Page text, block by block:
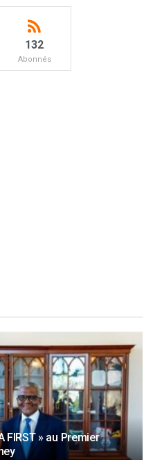
132
Abonnés
FIRST » au Premier